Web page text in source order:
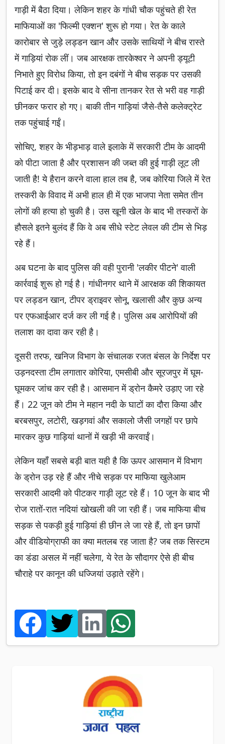
गाड़ी में बैठा दिया। लेकिन शहर के गांधी चौक पहुंचते ही रेत
माफियाओं का 'फिल्मी एक्शन' शुरू हो गया। रेत के काले
कारोबार से जुड़े लड्डन खान और उसके साथियों ने बीच रास्ते
में गाड़ियां रोक लीं। जब आरक्षक तारकेश्वर ने अपनी ड्यूटी
निभाते हुए विरोध किया, तो इन दबंगों ने बीच सड़क पर उसकी
पिटाई कर दी। इसके बाद वे सीना तानकर रेत से भरी वह गाड़ी
छीनकर फरार हो गए। बाकी तीन गाड़ियां जैसे-तैसे कलेक्ट्रेट
तक पहुंचाई गईं।
सोचिए, शहर के भीड़भाड़ वाले इलाके में सरकारी टीम के आदमी
को पीटा जाता है और प्रशासन की जब्त की हुई गाड़ी लूट ली
जाती है! ये हैरान करने वाला हाल तब है, जब कोरिया जिले में रेत
तस्करी के विवाद में अभी हाल ही में एक भाजपा नेता समेत तीन
लोगों की हत्या हो चुकी है। उस खूनी खेल के बाद भी तस्करों के
हौसले इतने बुलंद हैं कि वे अब सीधे स्टेट लेवल की टीम से भिड़
रहे हैं।
अब घटना के बाद पुलिस की वही पुरानी 'लकीर पीटने' वाली
कार्रवाई शुरू हो गई है। गांधीनगर थाने में आरक्षक की शिकायत
पर लड्डन खान, टीपर ड्राइवर सोनू, खलासी और कुछ अन्य
पर एफआईआर दर्ज कर ली गई है। पुलिस अब आरोपियों की
तलाश का दावा कर रही है।
दूसरी तरफ, खनिज विभाग के संचालक रजत बंसल के निर्देश पर
उड़नदस्ता टीम लगातार कोरिया, एमसीबी और सूरजपुर में घूम-
घूमकर जांच कर रही है। आसमान में ड्रोन कैमरे उड़ाए जा रहे
हैं। 22 जून को टीम ने महान नदी के घाटों का दौरा किया और
बरबसपुर, लटोरी, खड़गवां और सकालो जैसी जगहों पर छापे
मारकर कुछ गाड़ियां थानों में खड़ी भी करवाईं।
लेकिन यहाँ सबसे बड़ी बात यही है कि ऊपर आसमान में विभाग
के ड्रोन उड़ रहे हैं और नीचे सड़क पर माफिया खुलेआम
सरकारी आदमी को पीटकर गाड़ी लूट रहे हैं। 10 जून के बाद भी
रोज रातों-रात नदियां खोखली की जा रही हैं। जब माफिया बीच
सड़क से पकड़ी हुई गाड़ियां ही छीन ले जा रहे हैं, तो इन छापों
और वीडियोग्राफी का क्या मतलब रह जाता है? जब तक सिस्टम
का डंडा असल में नहीं चलेगा, ये रेत के सौदागर ऐसे ही बीच
चौराहे पर कानून की धज्जियां उड़ाते रहेंगे।